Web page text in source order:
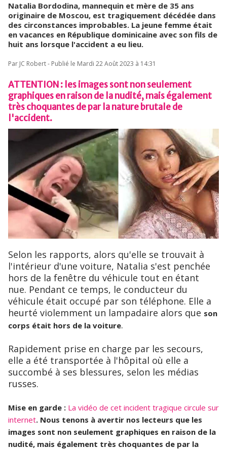
Natalia Bordodina, mannequin et mère de 35 ans
originaire de Moscou, est tragiquement décédée dans
des circonstances improbables. La jeune femme était
en vacances en République dominicaine avec son fils de
huit ans lorsque l'accident a eu lieu.
Par JC Robert - Publié le Mardi 22 Août 2023 à 14:31
ATTENTION : les images sont non seulement
graphiques en raison de la nudité, mais également
très choquantes de par la nature brutale de
l'accident.
Selon les rapports, alors qu'elle se trouvait à
l'intérieur d'une voiture, Natalia s'est penchée
hors de la fenêtre du véhicule tout en étant
nue. Pendant ce temps, le conducteur du
véhicule était occupé par son téléphone. Elle a
heurté violemment un lampadaire alors que son
corps était hors de la voiture.
Rapidement prise en charge par les secours,
elle a été transportée à l'hôpital où elle a
succombé à ses blessures, selon les médias
russes.
Mise en garde : La vidéo de cet incident tragique circule sur
internet. Nous tenons à avertir nos lecteurs que les
images sont non seulement graphiques en raison de la
nudité, mais également très choquantes de par la